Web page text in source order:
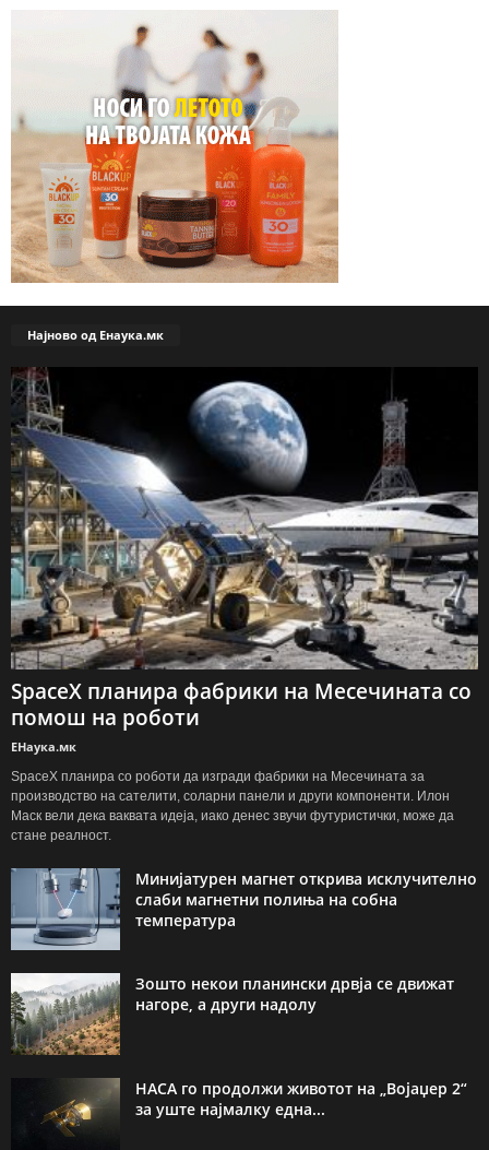
Најново од Енаука.мк
SpaceX планира фабрики на Месечината со
помош на роботи
ЕНаука.мк
SpaceX планира со роботи да изгради фабрики на Месечината за
производство на сателити, соларни панели и други компоненти. Илон
Маск вели дека ваквата идеја, иако денес звучи футуристички, може да
стане реалност.
Минијатурен магнет открива исклучително
слаби магнетни полиња на собна
температура
Зошто некои планински дрвја се движат
нагоре, а други надолу
НАСА го продолжи животот на „Војаџер 2“
за уште најмалку една...